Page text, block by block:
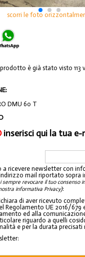
scorri le foto
è già stato visto 113
DMU 60 T
inserisci qui la tua e-
a ricevere newsletter con
mail riportato sopra
sempre revocare il tuo consenso
informativa Privacy):
di aver ricevuto
Regolamento UE 2016/679
ed alla
riguardo a quelli
e per la durata